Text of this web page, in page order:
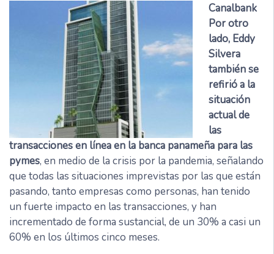
Canalbank
Por otro
lado, Eddy
Silvera
también se
refirió a la
situación
actual de
las
transacciones en línea en la banca panameña para las
pymes, en medio de la crisis por la pandemia, señalando
que todas las situaciones imprevistas por las que están
pasando, tanto empresas como personas, han tenido
un fuerte impacto en las transacciones, y han
incrementado de forma sustancial, de un 30% a casi un
60% en los últimos cinco meses.